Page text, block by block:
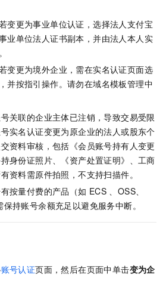
变更为事业单位认证，选择法人支付宝
业单位法人证书副本，并由法人本人实
变更为境外企业，需在实名认证页面选
，并按指引操作。请勿在域名模板管理中
号关联的企业主体已注销，导致交易受限
实名认证变更为原企业的法人或股东个
资料审核，包括《会员账号持有人变更
身份证照片、《资产处置证明》、工商
资料需原件拍照，不支持扫描件。
按量付费的产品（如 ECS 、OSS、
保持账号余额充足以避免服务中断。
账号认证页面，然后在页面中单击变为企